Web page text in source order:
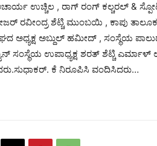
ಉಚ್ಚಿಲ , ರಾಗ್ ರಂಗ್ ಕಲ್ಚರಲ್ &
ರವೀಂದ್ರ ಶೆಟ್ಚಿ ಮುಂಬಯಿ , ಕಾಪು
ಅಧ್ಯಕ್ಷ ಅಬ್ದುಲ್‌ ಹಮೀದ್ , ಸಂಸ್ಥೆಯ
ಸಂಸ್ಥೆಯ ಉಪಾಧ್ಯಕ್ಷ ಶರತ್ ಶೆಟ್ಚಿ ಎರ್ಮಾಳ್
ಕೆ ನಿರೂಪಿಸಿ ವಂದಿಸಿದರು…